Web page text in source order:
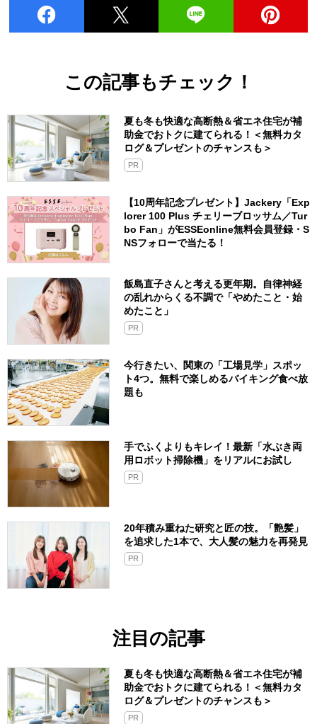
この記事もチェック！
夏も冬も快適な高断熱＆省エネ住宅が補
助金でおトクに建てられる！＜無料カタ
ログ＆プレゼントのチャンスも＞
PR
【10周年記念プレゼント】Jackery「Exp
lorer 100 Plus チェリーブロッサム／Tur
bo Fan」がESSEonline無料会員登録・S
NSフォローで当たる！
飯島直子さんと考える更年期。自律神経
の乱れからくる不調で「やめたこと・始
めたこと」
PR
今行きたい、関東の「工場見学」スポッ
ト4つ。無料で楽しめるバイキング食べ放
題も
手でふくよりもキレイ！最新「水ぶき両
用ロボット掃除機」をリアルにお試し
PR
20年積み重ねた研究と匠の技。「艶髪」
を追求した1本で、大人髪の魅力を再発見
PR
注目の記事
夏も冬も快適な高断熱＆省エネ住宅が補
助金でおトクに建てられる！＜無料カタ
ログ＆プレゼントのチャンスも＞
PR